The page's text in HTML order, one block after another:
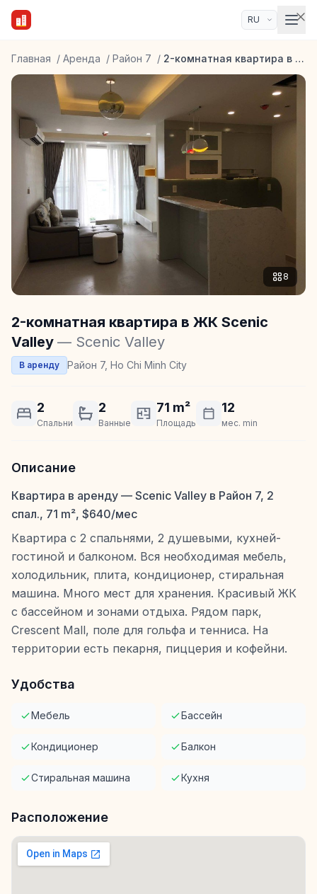
Главная / Аренда / Район 7 / 2-комнатная квартира в ЖК Scenic Valley
8
2-комнатная квартира в ЖК Scenic
Valley — Scenic Valley
В аренду Район 7, Ho Chi Minh City
2
Спальни
2
Ванные
71 m²
Площадь
12
мес. min
Описание
Квартира в аренду — Scenic Valley в Район 7, 2
спал., 71 m², $640/мес
Квартира с 2 спальнями, 2 душевыми, кухней-
гостиной и балконом. Вся необходимая мебель,
холодильник, плита, кондиционер, стиральная
машина. Много мест для хранения. Красивый ЖК
с бассейном и зонами отдыха. Рядом парк,
Crescent Mall, поле для гольфа и тенниса. На
территории есть пекарня, пиццерия и кофейни.
Удобства
Мебель Бассейн
Кондиционер Балкон
Стиральная машина Кухня
Расположение